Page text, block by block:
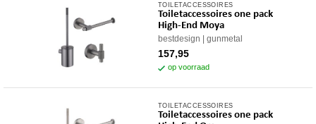
kan
gekozen
worden
op
de
TOILETACCESSOIRES
Toiletaccessoires one pack
High-End Moya
bestdesign gunmetal
157,95
op voorraad
TOILETACCESSOIRES
Toiletaccessoires one pack